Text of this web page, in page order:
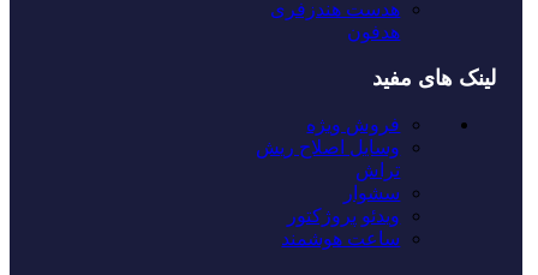
هدست هندزفری
هدفون
لینک های مفید
فروش ویژه
وسایل اصلاح ریش
تراش
سشوار
ویدئو پروژکتور
ساعت هوشمند